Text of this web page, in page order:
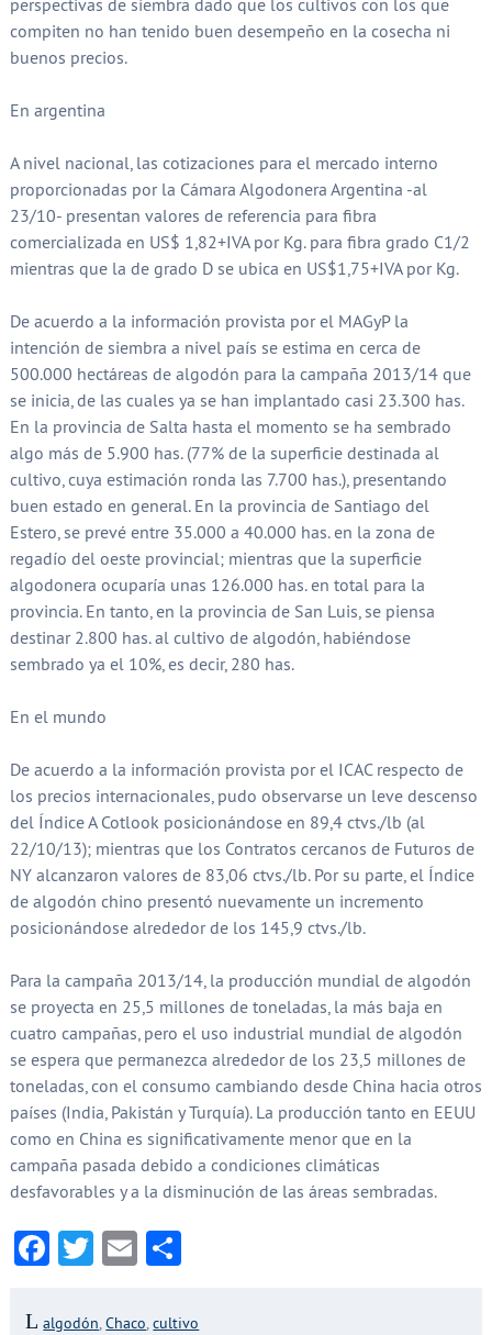
perspectivas de siembra dado que los cultivos con los que
compiten no han tenido buen desempeño en la cosecha ni
buenos precios.
En argentina
A nivel nacional, las cotizaciones para el mercado interno
proporcionadas por la Cámara Algodonera Argentina -al
23/10- presentan valores de referencia para fibra
comercializada en US$ 1,82+IVA por Kg. para fibra grado C1/2
mientras que la de grado D se ubica en US$1,75+IVA por Kg.
De acuerdo a la información provista por el MAGyP la
intención de siembra a nivel país se estima en cerca de
500.000 hectáreas de algodón para la campaña 2013/14 que
se inicia, de las cuales ya se han implantado casi 23.300 has.
En la provincia de Salta hasta el momento se ha sembrado
algo más de 5.900 has. (77% de la superficie destinada al
cultivo, cuya estimación ronda las 7.700 has.), presentando
buen estado en general. En la provincia de Santiago del
Estero, se prevé entre 35.000 a 40.000 has. en la zona de
regadío del oeste provincial; mientras que la superficie
algodonera ocuparía unas 126.000 has. en total para la
provincia. En tanto, en la provincia de San Luis, se piensa
destinar 2.800 has. al cultivo de algodón, habiéndose
sembrado ya el 10%, es decir, 280 has.
En el mundo
De acuerdo a la información provista por el ICAC respecto de
los precios internacionales, pudo observarse un leve descenso
del Índice A Cotlook posicionándose en 89,4 ctvs./lb (al
22/10/13); mientras que los Contratos cercanos de Futuros de
NY alcanzaron valores de 83,06 ctvs./lb. Por su parte, el Índice
de algodón chino presentó nuevamente un incremento
posicionándose alrededor de los 145,9 ctvs./lb.
Para la campaña 2013/14, la producción mundial de algodón
se proyecta en 25,5 millones de toneladas, la más baja en
cuatro campañas, pero el uso industrial mundial de algodón
se espera que permanezca alrededor de los 23,5 millones de
toneladas, con el consumo cambiando desde China hacia otros
países (India, Pakistán y Turquía). La producción tanto en EEUU
como en China es significativamente menor que en la
campaña pasada debido a condiciones climáticas
desfavorables y a la disminución de las áreas sembradas.
Facebook
Twitter
EmailCompartir
algodón,Chaco,cultivo